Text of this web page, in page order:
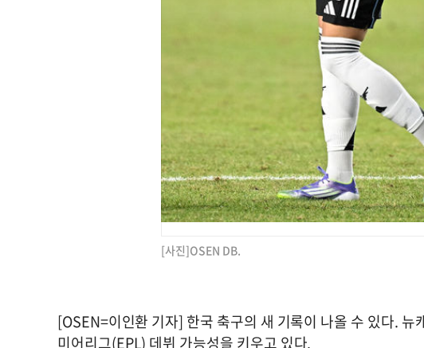
[사진]OSEN DB.
[OSEN=이인환 기자] 한국 축구의 새 기록이 나올 수 있다.
미어리그(EPL) 데뷔 가능성을 키우고 있다.